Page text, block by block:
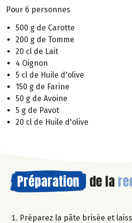
Pour 6 personnes
500 g de Carotte
200 g de Tomme
20 cl de Lait
4 Oignon
5 cl de Huile d'olive
150 g de Farine
50 g de Avoine
5 g de Pavot
20 cl de Huile d'olive
Préparation de la
Préparez la pâte brisée et